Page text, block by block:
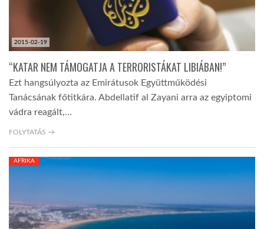
2015-02-19
“KATAR NEM TÁMOGATJA A TERRORISTÁKAT LIBIÁBAN!”
Ezt hangsúlyozta az Emirátusok Együttműködési
Tanácsának főtitkára. Abdellatif al Zayani arra az egyiptomi
vádra reagált,…
FOLYTATÁS →
AFRIKA